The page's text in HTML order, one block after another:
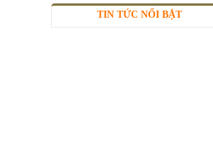
TIN TỨC NỔI BẬT